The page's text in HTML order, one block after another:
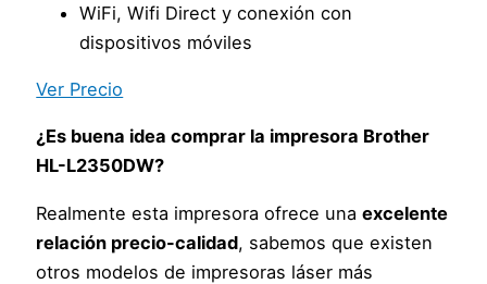
WiFi, Wifi Direct y conexión con
dispositivos móviles
Ver Precio
¿Es buena idea comprar la impresora Brother
HL-L2350DW?
Realmente esta impresora ofrece unaexcelente
relación precio-calidad, sabemos que existen
otros modelos de impresoras láser más